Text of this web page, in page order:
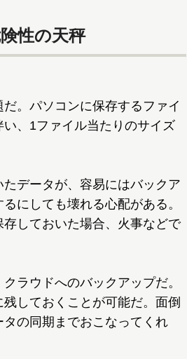
性の天秤
。パソコンに保存するファイ
、1ファイル当たりのサイズ
データが、容易にはバックア
にしても壊れる心配がある。
しておいた場合、火事などで
ラウドへのバックアップだ。
しておくことが可能だ。面倒
の同期までおこなってくれ